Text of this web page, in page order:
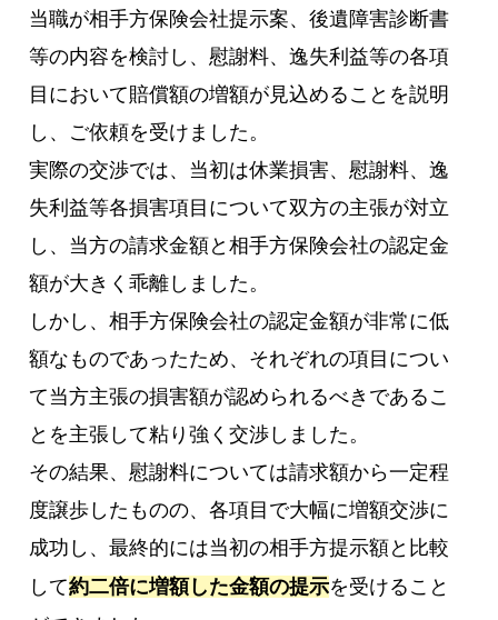
当職が相手方保険会社提示案、後遺障害診断書
等の内容を検討し、慰謝料、逸失利益等の各項
目において賠償額の増額が見込めることを説明
し、ご依頼を受けました。
実際の交渉では、当初は休業損害、慰謝料、逸
失利益等各損害項目について双方の主張が対立
し、当方の請求金額と相手方保険会社の認定金
額が大きく乖離しました。
しかし、相手方保険会社の認定金額が非常に低
額なものであったため、それぞれの項目につい
て当方主張の損害額が認められるべきであるこ
とを主張して粘り強く交渉しました。
その結果、慰謝料については請求額から一定程
度譲歩したものの、各項目で大幅に増額交渉に
成功し、最終的には当初の相手方提示額と比較
して約二倍に増額した金額の提示を受けること